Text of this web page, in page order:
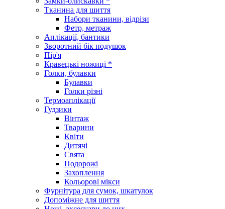
Тканина для шиття
Набори тканини, відрізи
Фетр, метраж
Аплікації, бантики
Зворотний бік подушок
Пір'я
Кравецькі ножиці *
Голки, булавки
Булавки
Голки різні
Термоаплікації
Гудзики
Вінтаж
Тварини
Квіти
Дитячі
Свята
Подорожі
Захоплення
Кольорові мікси
Фурнітура для сумок, шкатулок
Допоміжне для шиття